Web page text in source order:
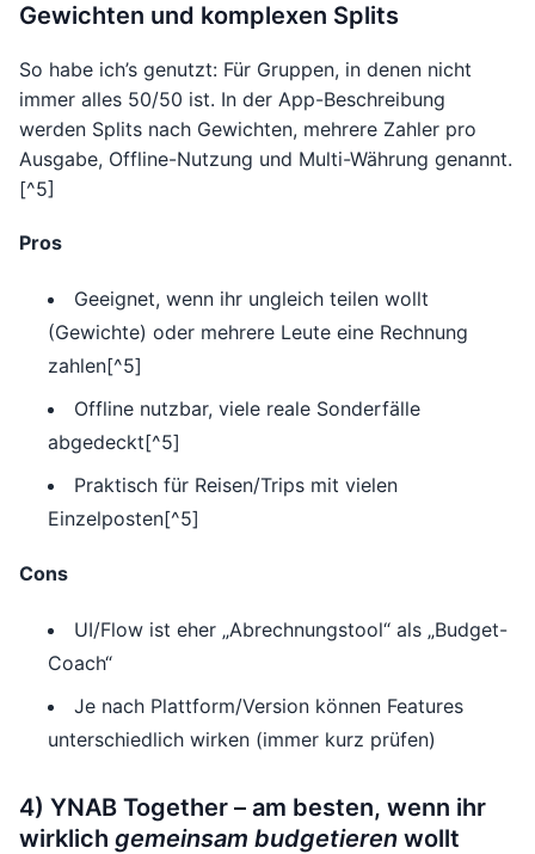
Gewichten und komplexen Splits
So habe ich’s genutzt: Für Gruppen, in denen nicht
immer alles 50/50 ist. In der App-Beschreibung
werden Splits nach Gewichten, mehrere Zahler pro
Ausgabe, Offline-Nutzung und Multi-Währung genannt.
[^5]
Pros
Geeignet, wenn ihr ungleich teilen wollt
(Gewichte) oder mehrere Leute eine Rechnung
zahlen[^5]
Offline nutzbar, viele reale Sonderfälle
abgedeckt[^5]
Praktisch für Reisen/Trips mit vielen
Einzelposten[^5]
Cons
UI/Flow ist eher „Abrechnungstool“ als „Budget-
Coach“
Je nach Plattform/Version können Features
unterschiedlich wirken (immer kurz prüfen)
4) YNAB Together – am besten, wenn ihr
wirklich gemeinsam budgetieren wollt